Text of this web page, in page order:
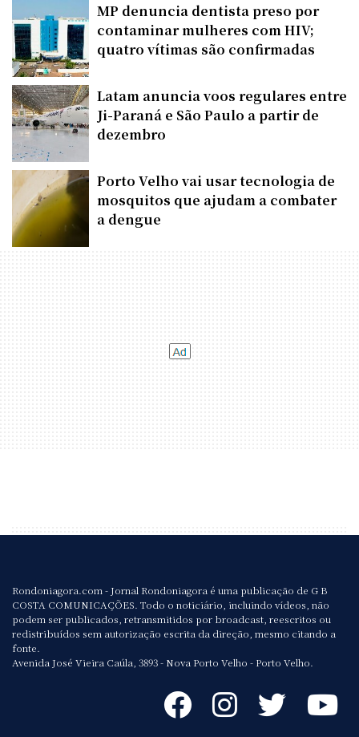
MP denuncia dentista preso por
contaminar mulheres com HIV;
quatro vítimas são confirmadas
Latam anuncia voos regulares entre
Ji-Paraná e São Paulo a partir de
dezembro
Porto Velho vai usar tecnologia de
mosquitos que ajudam a combater
a dengue
Rondoniagora.com - Jornal Rondoniagora é uma publicação de G B
COSTA COMUNICAÇÕES. Todo o noticiário, incluindo vídeos, não
podem ser publicados, retransmitidos por broadcast, reescritos ou
redistribuídos sem autorização escrita da direção, mesmo citando a
fonte.
Avenida José Vieira Caúla, 3893 - Nova Porto Velho - Porto Velho.